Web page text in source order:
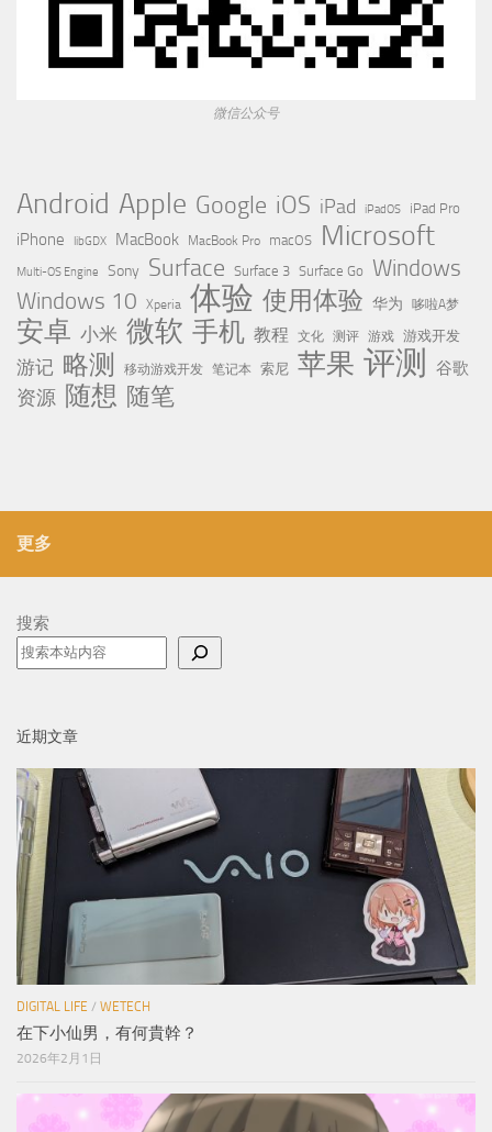
微信公众号
Android Apple Google iOS iPad iPadOS iPad Pro
iPhone libGDX MacBook MacBook Pro macOS Microsoft
Multi-OS Engine Sony Surface Surface 3 Surface Go Windows
Windows 10 Xperia 体验 使用体验 华为 哆啦A梦
安卓 小米 微软 手机 教程 文化 测评 游戏 游戏开发
游记 略测 移动游戏开发 笔记本 索尼 苹果 评测 谷歌
资源 随想 随笔
更多
搜索
近期文章
DIGITAL LIFE / WETECH
在下小仙男，有何貴幹？
2026年2月1日